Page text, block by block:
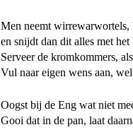
Men neemt wirrewarwortels,
en snijdt dan dit alles met het
Serveer de kromkommers,
Vul naar eigen wens aan,
Oogst bij de Eng wat niet
Gooi dat in de pan, laat